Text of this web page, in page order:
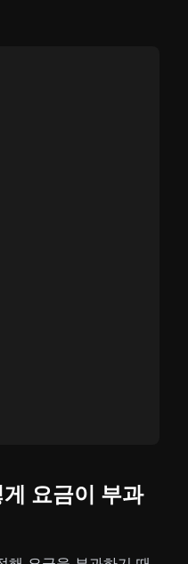
요금이 부과